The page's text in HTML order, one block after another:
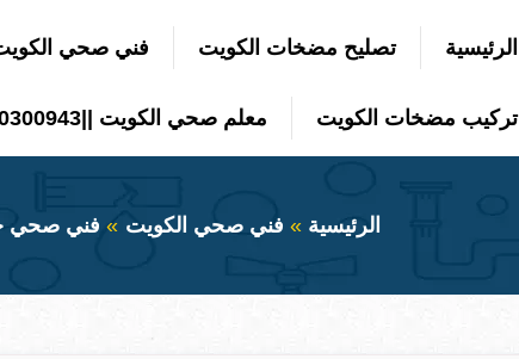
الرئيسية تصليح مضخات الكويت فني صحي
تركيب مضخات الكويت معلم صحي الكويت ||50300943||أفضل معلم صحي بالكويت
الرئيسية فني صحي الكويت فني صحي جمعية